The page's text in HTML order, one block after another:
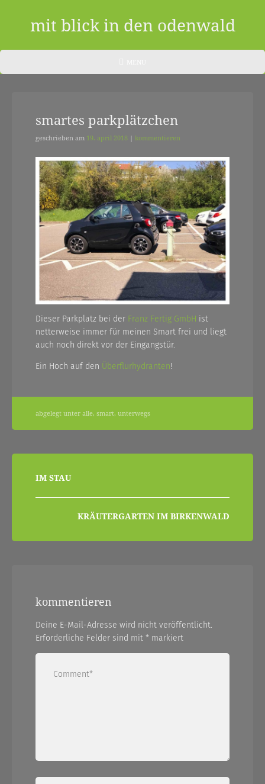
mit blick in den odenwald
blog
dem
odenwald
zwischendurch
nebenher…
smartes parkplätzchen
geschrieben am 19. april 2018 | kommentieren
Dieser Parkplatz bei der Franz Fertig GmbH ist
netterweise immer für meinen Smart frei und liegt
auch noch direkt vor der Eingangstür.
Ein Hoch auf den Überflurhydranten!
abgelegt unter alle, smart, unterwegs
beitragsnavigation
IM STAU
KRÄUTERGARTEN IM BIRKENWALD
kommentieren
Deine E-Mail-Adresse wird nicht veröffentlicht.
Erforderliche Felder sind mit * markiert